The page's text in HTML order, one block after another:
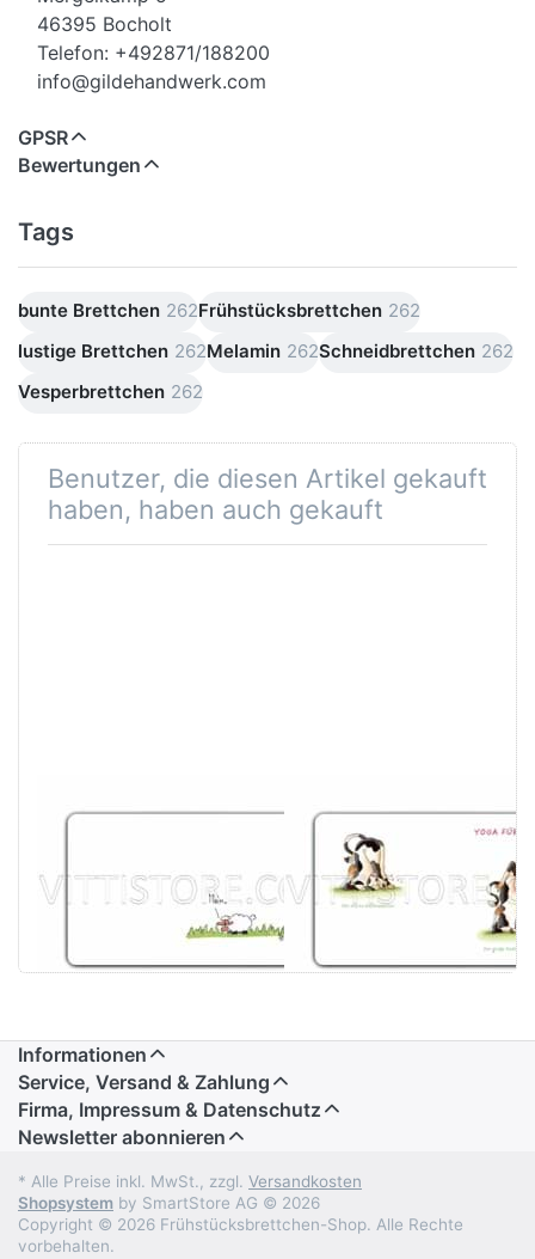
46395 Bocholt
Telefon: +492871/188200
info@gildehandwerk.com
GPSR
Bewertungen
Tags
bunte Brettchen 262Frühstücksbrettchen 262
lustige Brettchen 262Melamin 262Schneidbrettchen 262
Vesperbrettchen 262
Benutzer, die diesen Artikel gekauft
haben, haben auch gekauft
Frühstücksbrettchen
Der große und
kleine ...
Informationen
Service, Versand & Zahlung
Firma, Impressum & Datenschutz
Newsletter abonnieren
* Alle Preise inkl. MwSt., zzgl. Versandkosten
Shopsystem by SmartStore AG © 2026
Copyright © 2026 Frühstücksbrettchen-Shop. Alle Rechte
vorbehalten.